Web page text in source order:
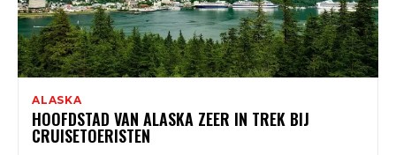
ALASKA
HOOFDSTAD VAN ALASKA ZEER IN TREK BIJ
CRUISETOERISTEN